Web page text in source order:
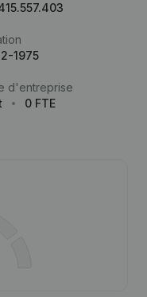
1975
d'entreprise
0 FTE